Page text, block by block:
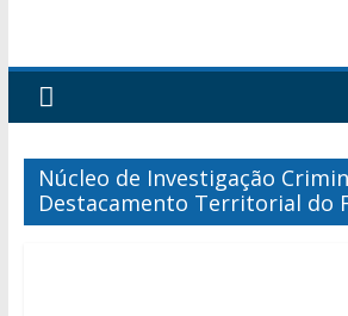
Núcleo de Investigação
Destacamento Territorial do